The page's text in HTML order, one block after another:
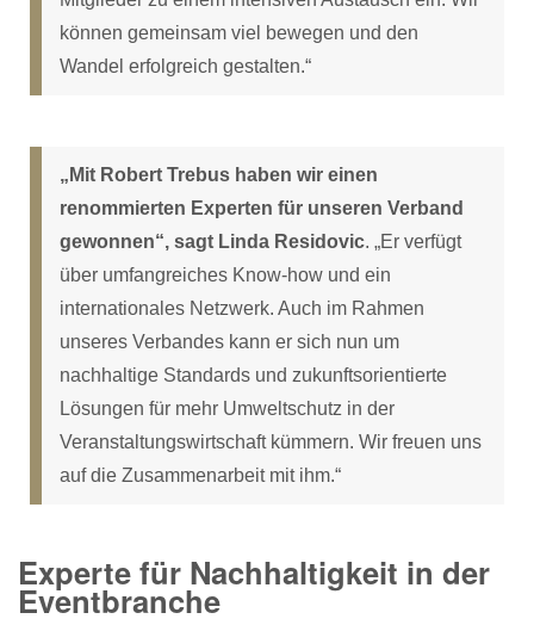
können gemeinsam viel bewegen und den
Wandel erfolgreich gestalten.“
„Mit Robert Trebus haben wir einen
renommierten Experten für unseren Verband
gewonnen“, sagt Linda Residovic. „Er verfügt
über umfangreiches Know-how und ein
internationales Netzwerk. Auch im Rahmen
unseres Verbandes kann er sich nun um
nachhaltige Standards und zukunftsorientierte
Lösungen für mehr Umweltschutz in der
Veranstaltungswirtschaft kümmern. Wir freuen uns
auf die Zusammenarbeit mit ihm.“
Experte für Nachhaltigkeit in der
Eventbranche